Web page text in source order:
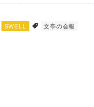
SWELL 文亭の会報